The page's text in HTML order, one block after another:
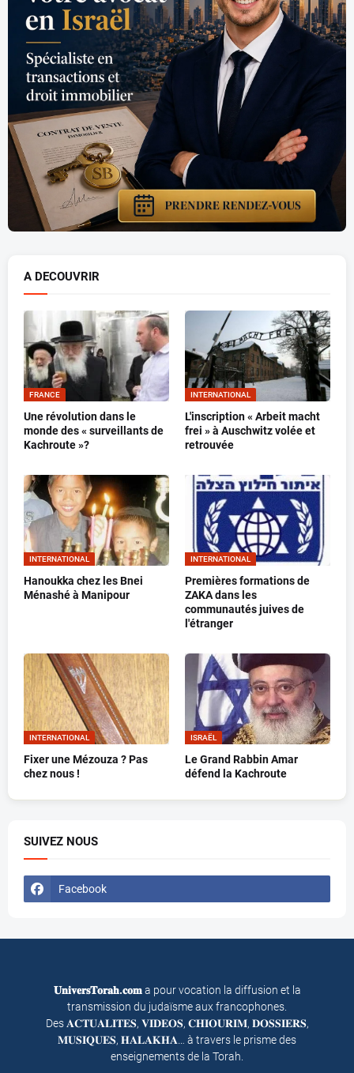
A DECOUVRIR
FRANCE
Une révolution dans le
monde des « surveillants de
Kachroute »?
INTERNATIONAL
L'inscription « Arbeit macht
frei » à Auschwitz volée et
retrouvée
INTERNATIONAL
Hanoukka chez les Bnei
Ménashé à Manipour
INTERNATIONAL
Premières formations de
ZAKA dans les
communautés juives de
l'étranger
INTERNATIONAL
Fixer une Mézouza ? Pas
chez nous !
ISRAËL
Le Grand Rabbin Amar
défend la Kachroute
SUIVEZ NOUS
Facebook
𝐔𝐧𝐢𝐯𝐞𝐫𝐬𝐓𝐨𝐫𝐚𝐡.𝐜𝐨𝐦a pour vocation la diffusion et la
transmission du judaïsme aux francophones.
Des 𝐀𝐂𝐓𝐔𝐀𝐋𝐈𝐓𝐄𝐒, 𝐕𝐈𝐃𝐄𝐎𝐒, 𝐂𝐇𝐈𝐎𝐔𝐑𝐈𝐌, 𝐃𝐎𝐒𝐒𝐈𝐄𝐑𝐒,
𝐌𝐔𝐒𝐈𝐐𝐔𝐄𝐒, 𝐇𝐀𝐋𝐀𝐊𝐇𝐀… à travers le prisme des
enseignements de la Torah.